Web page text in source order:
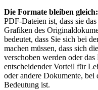
Die Formate bleiben gleich:
PDF-Dateien ist, dass sie
Grafiken des
bedeutet, dass Sie sich bei
machen müssen, dass sich
verschoben werden oder
entscheidender Vorteil für
oder andere Dokumente,
Bedeutung ist.